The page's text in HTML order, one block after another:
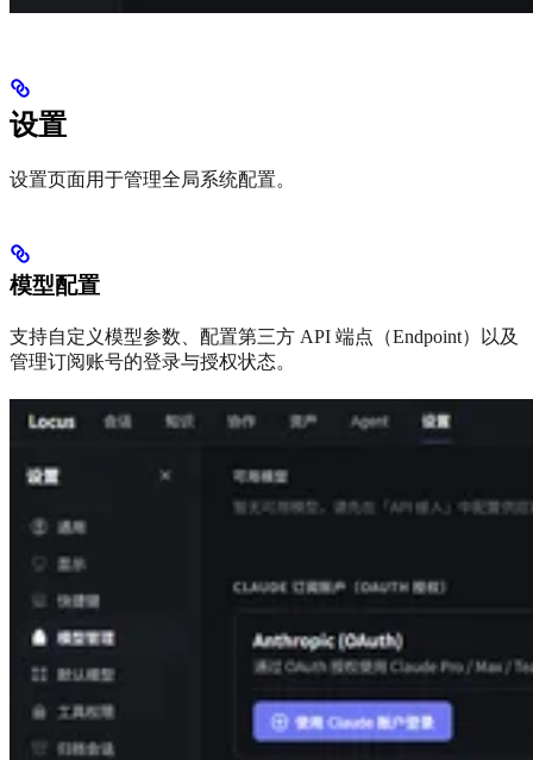
设置
设置页面用于管理全局系统配置。
模型配置
支持自定义模型参数、配置第三方 API 端点（Endpoint）以及
管理订阅账号的登录与授权状态。